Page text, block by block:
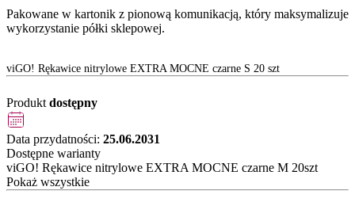
Pakowane w kartonik z pionową komunikacją, który maksymalizuje
wykorzystanie półki sklepowej.
viGO! Rękawice nitrylowe EXTRA MOCNE czarne S 20 szt
Produkt dostępny
Data przydatności: 25.06.2031
Dostępne warianty
viGO! Rękawice nitrylowe EXTRA MOCNE czarne M 20szt
Pokaż wszystkie